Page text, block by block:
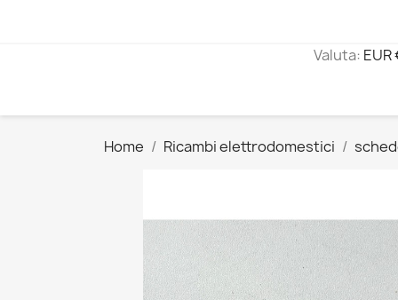
Valuta: EUR
Home Ricambi elettrodomestici